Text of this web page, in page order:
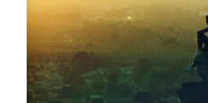
n
I
r
e
a
t
i
o
n